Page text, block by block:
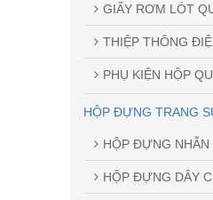
GIẤY RƠM LÓT
THIỆP THÔNG
PHỤ KIỆN HỘP
HỘP ĐỰNG TRANG
HỘP ĐỰNG NHẪN
HỘP ĐỰNG DÂY